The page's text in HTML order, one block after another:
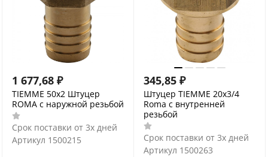
1 677,68 ₽
TIEMME 50x2 Штуцер
ROMA с наружной резьбой
Срок поставки от 3х дней
Артикул 1500215
345,85 ₽
Штуцер TIEMME 20x3/4
Roma с внутренней
резьбой
Срок поставки от 3х дней
Артикул 1500263